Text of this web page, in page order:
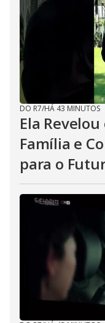
DO R7/HÁ 43 MINUTOS
Ela
Família e
para o